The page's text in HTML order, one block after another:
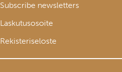
Subscribe newsletters
Laskutusosoite
Rekisteriseloste